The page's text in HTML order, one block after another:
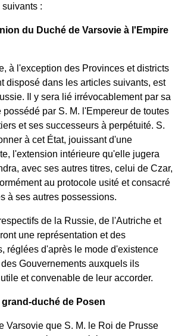
:
du Duché de Varsovie à l'Empire
à l'exception des Provinces et districts
disposé dans les articles suivants, est
Il y sera lié irrévocablement par sa
par S. M. l'Empereur de toutes
et ses successeurs à perpétuité. S.
à cet État, jouissant d'une
l'extension intérieure qu'elle jugera
avec ses autres titres, celui de Czar,
au protocole usité et consacré
à ses autres possessions.
de la Russie, de l'Autriche et
une représentation et des
réglées d'après le mode d'existence
Gouvernements auxquels ils
et convenable de leur accorder.
duché de Posen
Varsovie que S. M. le Roi de Prusse